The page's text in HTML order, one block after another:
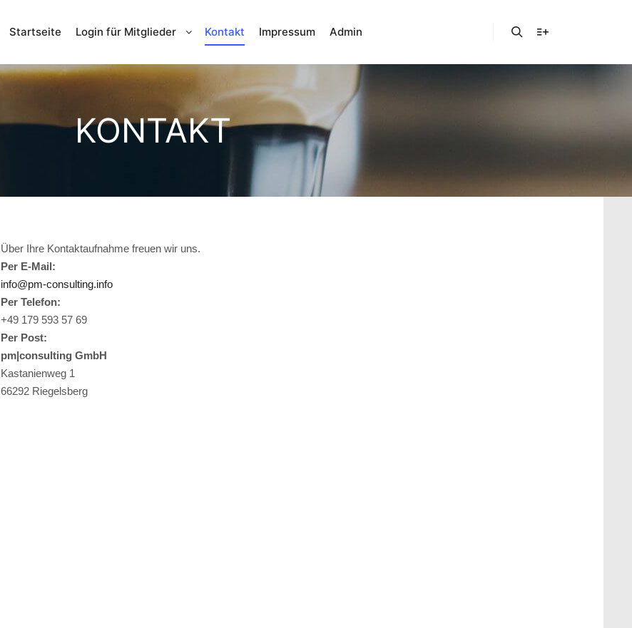
Startseite Login für Mitglieder Kontakt Impressum Admin
KONTAKT
Über Ihre Kontaktaufnahme freuen wir uns.
Per E-Mail:
info@pm-consulting.info
Per Telefon:
+49 179 593 57 69
Per Post:
pm|consulting GmbH
Kastanienweg 1
66292 Riegelsberg